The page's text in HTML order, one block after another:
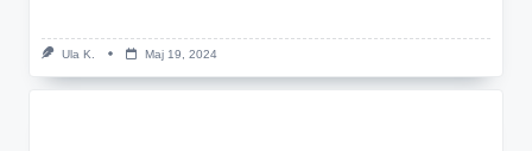
Ula K. Maj 19, 2024